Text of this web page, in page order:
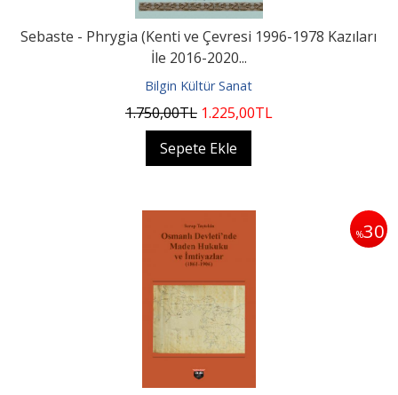
Sebaste - Phrygia (Kenti ve Çevresi 1996-1978 Kazıları
İle 2016-2020...
Bilgin Kültür Sanat
1.750,00TL 1.225,00TL
Sepete Ekle
%30